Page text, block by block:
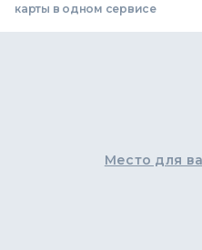
карты в одном сервисе
Место для